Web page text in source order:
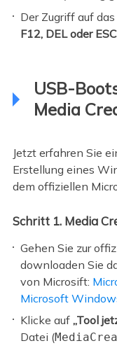
Der Zugriff auf
F12, DEL oder ESC
USB-
Media
Jetzt erfahren Sie
Erstellung eines
dem offiziellen
Schritt 1. Media
Gehen Sie zur
downloaden Sie
von Microsift:
Microsoft
Klicke auf„Tool
Datei (